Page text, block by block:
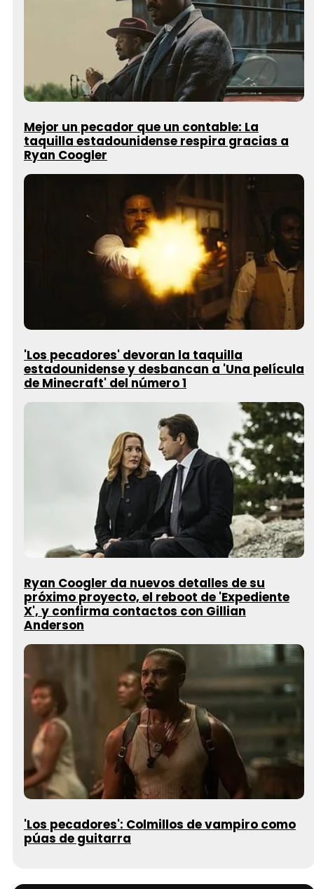
Mejor un pecador que un contable: La
taquilla estadounidense respira gracias a
Ryan Coogler
'Los pecadores' devoran la taquilla
estadounidense y desbancan a 'Una película
de Minecraft' del número 1
Ryan Coogler da nuevos detalles de su
próximo proyecto, el reboot de 'Expediente
X', y confirma contactos con Gillian
Anderson
'Los pecadores': Colmillos de vampiro como
púas de guitarra